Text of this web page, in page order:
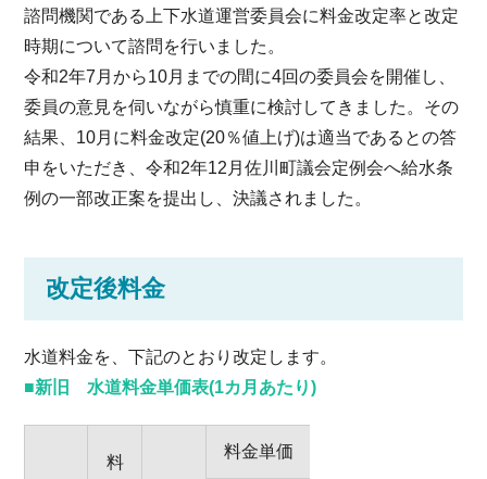
諮問機関である上下水道運営委員会に料金改定率と改定
時期について諮問を行いました。
令和2年7月から10月までの間に4回の委員会を開催し、
委員の意見を伺いながら慎重に検討してきました。その
結果、10月に料金改定(20％値上げ)は適当であるとの答
申をいただき、令和2年12月佐川町議会定例会へ給水条
例の一部改正案を提出し、決議されました。
改定後料金
水道料金を、下記のとおり改定します。
■新旧 水道料金単価表(1カ月あたり)
料
料金単価